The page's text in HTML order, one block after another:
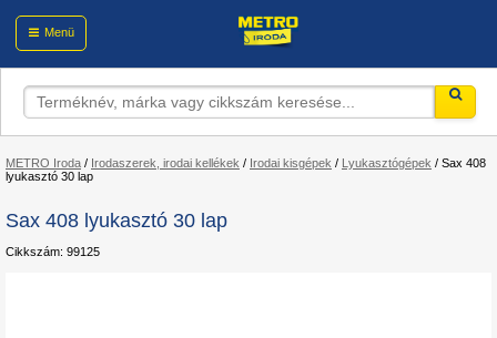
Menü
METRO Iroda / Irodaszerek, irodai kellékek / Irodai kisgépek / Lyukasztógépek / Sax 408
lyukasztó 30 lap
Sax 408 lyukasztó 30 lap
Cikkszám: 99125